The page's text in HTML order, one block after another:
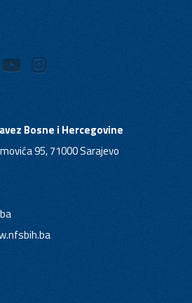
Bosne i Hercegovine
95, 71000 Sarajevo